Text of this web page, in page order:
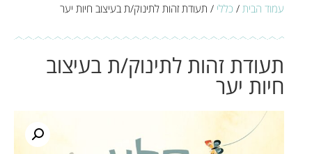
עמוד הבית/ כללי/ תעודת זהות לתינוק/ת בעיצוב חיות יער
תעודת זהות לתינוק/ת בעיצוב
חיות יער